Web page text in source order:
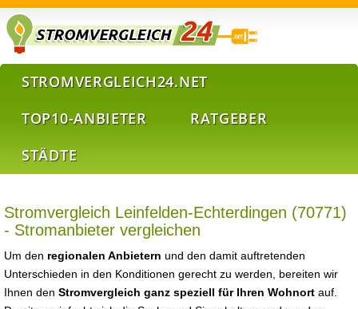
STROMVERGLEICH24.NET
TOP10-ANBIETER
RATGEBER
STÄDTE
Stromvergleich Leinfelden-Echterdingen (70771)
- Stromanbieter vergleichen
Um den regionalen Anbietern und den damit auftretenden
Unterschieden in den Konditionen gerecht zu werden, bereiten wir
Ihnen den Stromvergleich ganz speziell für Ihren Wohnort auf.